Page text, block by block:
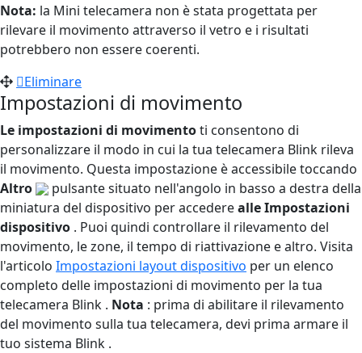
Nota: la Mini telecamera non è stata progettata per
rilevare il movimento attraverso il vetro e i risultati
potrebbero non essere coerenti.
Eliminare
Impostazioni di movimento
Le impostazioni di movimentoti consentono di
personalizzare il modo in cui la tua telecamera Blink rileva
il movimento. Questa impostazione è accessibile toccando
Altro
pulsante situato nell'angolo in basso a destra della
miniatura del dispositivo per accederealle Impostazioni
dispositivo . Puoi quindi controllare il rilevamento del
movimento, le zone, il tempo di riattivazione e altro. Visita
l'articolo Impostazioni layout dispositivo per un elenco
completo delle impostazioni di movimento per la tua
telecamera Blink . Nota : prima di abilitare il rilevamento
del movimento sulla tua telecamera, devi prima armare il
tuo sistema Blink .